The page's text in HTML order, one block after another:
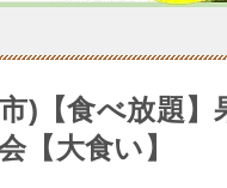
)【食べ放題】
【大食い】